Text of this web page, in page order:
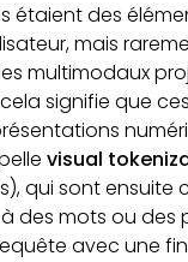
étaient des
mais
multimodaux
signifie que
visual
qui sont
des mots ou
avec une